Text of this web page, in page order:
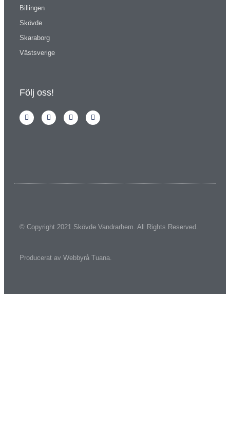
Billingen
Skövde
Skaraborg
Västsverige
Följ oss!
© Copyright 2021 Skövde Vandrarhem. All Rights Reserved.
Producerat av Webbyrå Tuana